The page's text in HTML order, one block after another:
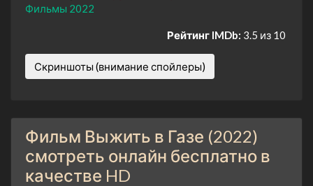
Фильмы 2022
Рейтинг IMDb: 3.5 из 10
Скриншоты (внимание спойлеры)
Фильм Выжить в Газе (2022)
смотреть онлайн бесплатно в
качестве HD